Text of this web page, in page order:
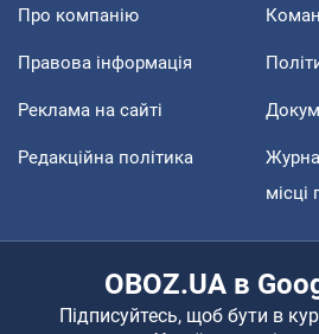
Про компанію
Правова інформація
Реклама на сайті
Редакційна політика
місці
OBOZ.UA в
Підписуйтесь, щоб бути в